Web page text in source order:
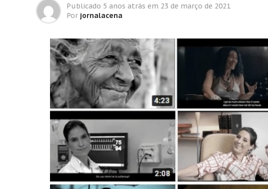
Publicado 5 anos atrás em 23 de março de 2021
Por jornalacena